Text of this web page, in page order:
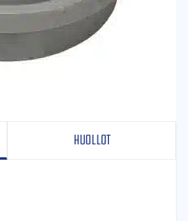
HUOLLOT